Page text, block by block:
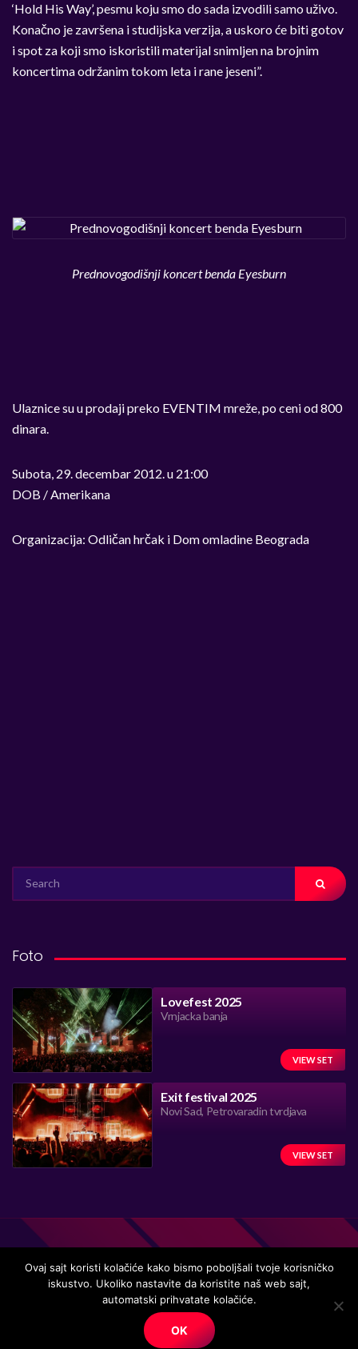
‘Hold His Way’, pesmu koju smo do sada izvodili samo uživo.
Konačno je završena i studijska verzija, a uskoro će biti gotov
i spot za koji smo iskoristili materijal snimljen na brojnim
koncertima održanim tokom leta i rane jeseni”.
Prednovogodišnji koncert benda Eyesburn
Ulaznice su u prodaji preko EVENTIM mreže, po ceni od 800
dinara.
Subota, 29. decembar 2012. u 21:00
DOB / Amerikana
Organizacija: Odličan hrčak i Dom omladine Beograda
FOR:
Foto
Lovefest 2025
Vrnjacka banja
VIEW SET
Exit festival 2025
Novi Sad, Petrovaradin tvrdjava
VIEW SET
Handmade in Serbia 15 years ago, while listening to the great
© Copyright. All right reserved.
Ovaj sajt koristi kolačiće kako bismo poboljšali tvoje korisničko
iskustvo. Ukoliko nastavite da koristite naš web sajt,
automatski prihvatate kolačiće.
OK